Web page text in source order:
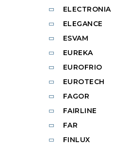
ELECTRONIA
ELEGANCE
ESVAM
EUREKA
EUROFRIO
EUROTECH
FAGOR
FAIRLINE
FAR
FINLUX